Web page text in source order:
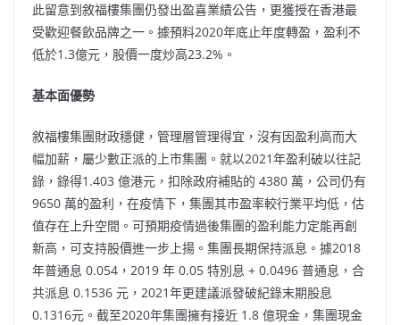
此留意到敘福樓集團仍發出盈喜業績公告，更獲授在香港最
受歡迎餐飲品牌之一。據預料2020年底止年度轉盈，盈利不
低於1.3億元，股價一度炒高23.2%。
基本面優勢
敘福樓集團財政穩健，管理層管理得宜，沒有因盈利高而大
幅加薪，屬少數正派的上市集團。就以2021年盈利破以往記
錄，錄得1.403 億港元，扣除政府補貼的 4380 萬，公司仍有
9650 萬的盈利，在疫情下，集團其市盈率較行業平均低，估
值存在上升空間。可預期疫情過後集團的盈利能力定能再創
新高，可支持股價進一步上揚。集團長期保持派息。據2018
年普通息 0.054，2019 年 0.05 特別息 + 0.0496 普通息，合
共派息 0.1536 元，2021年更建議派發破紀錄末期股息
0.1316元。截至2020年集團擁有接近 1.8 億現金，集團現金